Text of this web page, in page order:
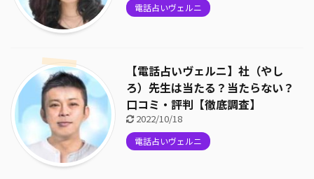
電話占いヴェルニ
【電話占いヴェルニ】社（やし
ろ）先生は当たる？当たらない？
口コミ・評判【徹底調査】
2022/10/18
電話占いヴェルニ